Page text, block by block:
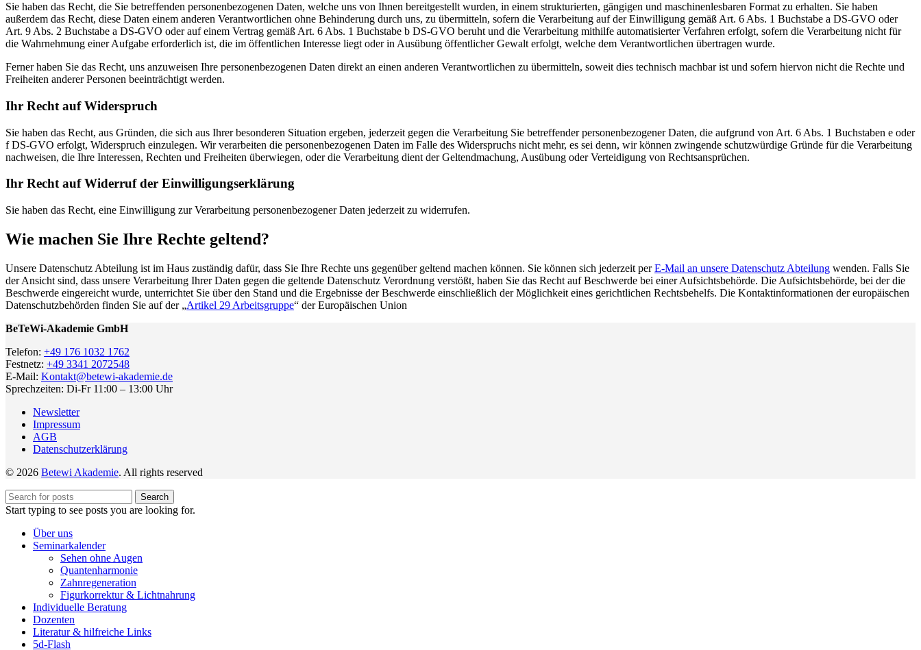
Sie haben das Recht, die Sie betreffenden personenbezogenen Daten, welche uns von Ihnen bereitgestellt wurden, in einem strukturierten, gängigen und maschinenlesbaren Format zu erhalten. Sie haben
außerdem das Recht, diese Daten einem anderen Verantwortlichen ohne Behinderung durch uns, zu übermitteln, sofern die Verarbeitung auf der Einwilligung gemäß Art. 6 Abs. 1 Buchstabe a DS-GVO oder
Art. 9 Abs. 2 Buchstabe a DS-GVO oder auf einem Vertrag gemäß Art. 6 Abs. 1 Buchstabe b DS-GVO beruht und die Verarbeitung mithilfe automatisierter Verfahren erfolgt, sofern die Verarbeitung nicht für
die Wahrnehmung einer Aufgabe erforderlich ist, die im öffentlichen Interesse liegt oder in Ausübung öffentlicher Gewalt erfolgt, welche dem Verantwortlichen übertragen wurde.
Ferner haben Sie das Recht, uns anzuweisen Ihre personenbezogenen Daten direkt an einen anderen Verantwortlichen zu übermitteln, soweit dies technisch machbar ist und sofern hiervon nicht die Rechte und
Freiheiten anderer Personen beeinträchtigt werden.
Ihr Recht auf Widerspruch
Sie haben das Recht, aus Gründen, die sich aus Ihrer besonderen Situation ergeben, jederzeit gegen die Verarbeitung Sie betreffender personenbezogener Daten, die aufgrund von Art. 6 Abs. 1 Buchstaben e oder
f DS-GVO erfolgt, Widerspruch einzulegen. Wir verarbeiten die personenbezogenen Daten im Falle des Widerspruchs nicht mehr, es sei denn, wir können zwingende schutzwürdige Gründe für die Verarbeitung
nachweisen, die Ihre Interessen, Rechten und Freiheiten überwiegen, oder die Verarbeitung dient der Geltendmachung, Ausübung oder Verteidigung von Rechtsansprüchen.
Ihr Recht auf Widerruf der Einwilligungserklärung
Sie haben das Recht, eine Einwilligung zur Verarbeitung personenbezogener Daten jederzeit zu widerrufen.
Wie machen Sie Ihre Rechte geltend?
Unsere Datenschutz Abteilung ist im Haus zuständig dafür, dass Sie Ihre Rechte uns gegenüber geltend machen können. Sie können sich jederzeit perE-Mail an unsere Datenschutz Abteilung wenden. Falls Sie
der Ansicht sind, dass unsere Verarbeitung Ihrer Daten gegen die geltende Datenschutz Verordnung verstößt, haben Sie das Recht auf Beschwerde bei einer Aufsichtsbehörde. Die Aufsichtsbehörde, bei der die
Beschwerde eingereicht wurde, unterrichtet Sie über den Stand und die Ergebnisse der Beschwerde einschließlich der Möglichkeit eines gerichtlichen Rechtsbehelfs. Die Kontaktinformationen der europäischen
Datenschutzbehörden finden Sie auf der „Artikel 29 Arbeitsgruppe“ der Europäischen Union
BeTeWi-Akademie GmbH
Telefon: +49 176 1032 1762
Festnetz: +49 3341 2072548
E-Mail: Kontakt@betewi-akademie.de
Sprechzeiten: Di-Fr 11:00 – 13:00 Uhr
Newsletter
Impressum
AGB
Datenschutzerklärung
© 2026 Betewi Akademie. All rights reserved
Search
Start typing to see posts you are looking for.
Über uns
Seminarkalender
Sehen ohne Augen
Quantenharmonie
Zahnregeneration
Figurkorrektur & Lichtnahrung
Individuelle Beratung
Dozenten
Literatur & hilfreiche Links
5d-Flash